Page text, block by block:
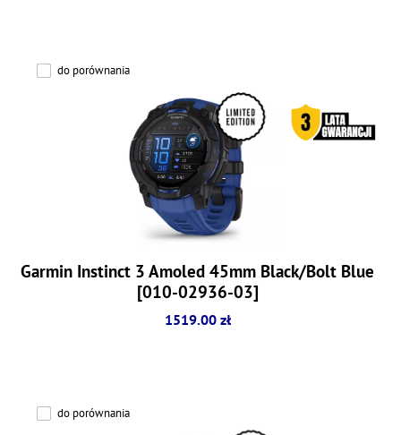
do porównania
Garmin Instinct 3 Amoled 45mm Black/Bolt Blue
[010-02936-03]
1519.00 zł
do porównania